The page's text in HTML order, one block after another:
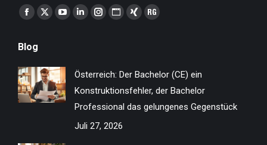
Finden Sie uns auf:
Facebook
opens
in
new
window
X
in
new
window
YouTube
in
new
window
Linkedin
new
window
Instagram
new
window
Website
new
window
XING
new
window
ResearchGate
new
window
Blog
Österreich: Der Bachelor (CE) ein
Konstruktionsfehler, der Bachelor
Professional das gelungenes Gegenstück
Juli 27, 2026